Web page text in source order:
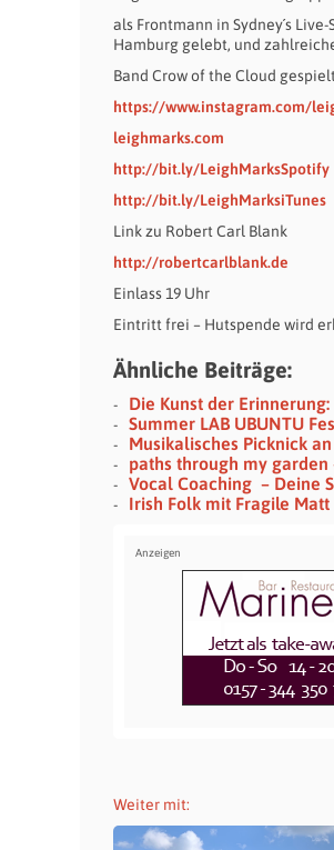
als Frontmann in Sydney´s
Hamburg gelebt, und
Band Crow of the Cloud
https://www.instagram.com/
leighmarks.com
http://bit.ly/LeighMarksSpotify
http://bit.ly/LeighMarksiTunes
Link zu Robert Carl Blank
http://robertcarlblank.de
Einlass 19 Uhr
Eintritt frei – Hutspende wird
Ähnliche Beiträge:
Die Kunst der
Summer LAB UBUNTU
Musikalisches Picknick
paths through my garden
Vocal Coaching – Deine
Irish Folk mit Fragile Matt
Weiter mit: